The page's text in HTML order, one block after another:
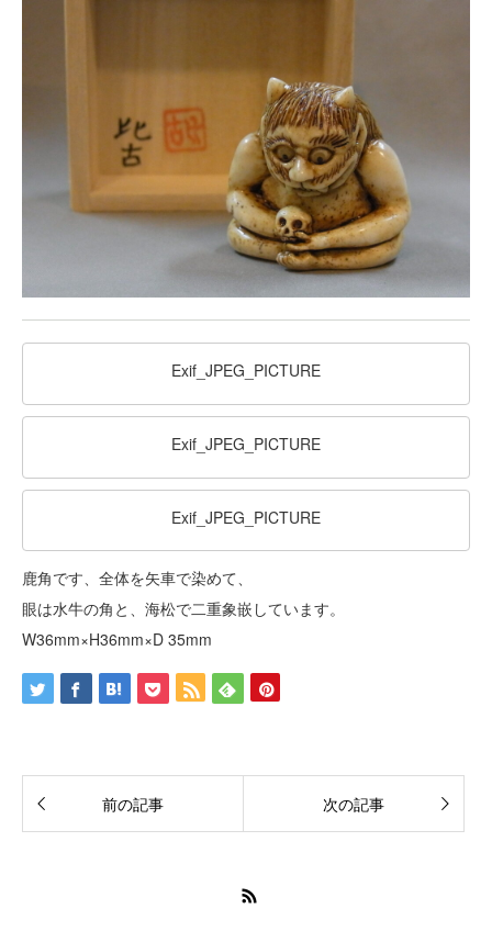
Exif_JPEG_PICTURE
Exif_JPEG_PICTURE
Exif_JPEG_PICTURE
鹿角です、全体を矢車で染めて、
眼は水牛の角と、海松で二重象嵌しています。
W36mm×H36mm×D 35mm
前の記事 次の記事